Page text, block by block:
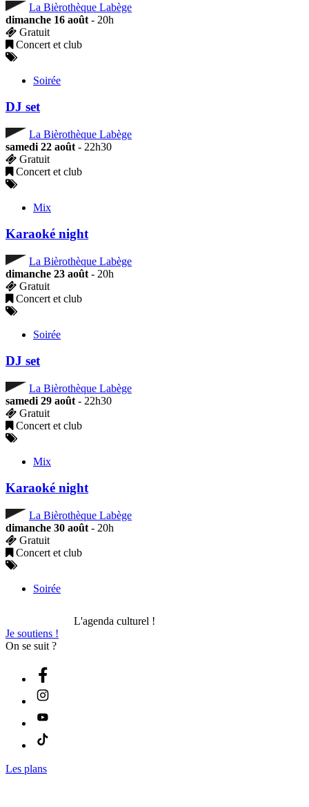
La Bièrothèque Labège
dimanche 16 août - 20h
Gratuit
Concert et club
Soirée
DJ set
La Bièrothèque Labège
samedi 22 août - 22h30
Gratuit
Concert et club
Mix
Karaoké night
La Bièrothèque Labège
dimanche 23 août - 20h
Gratuit
Concert et club
Soirée
DJ set
La Bièrothèque Labège
samedi 29 août - 22h30
Gratuit
Concert et club
Mix
Karaoké night
La Bièrothèque Labège
dimanche 30 août - 20h
Gratuit
Concert et club
Soirée
L'agenda culturel !
Je soutiens !
On se suit ?
Les plans